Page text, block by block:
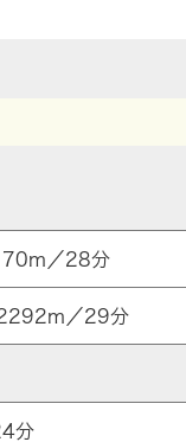
／28分
／29分
分